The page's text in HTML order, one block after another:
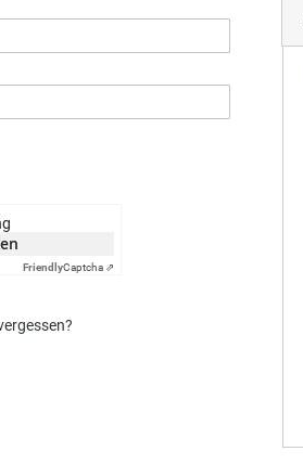
FriendlyCaptcha ⇗